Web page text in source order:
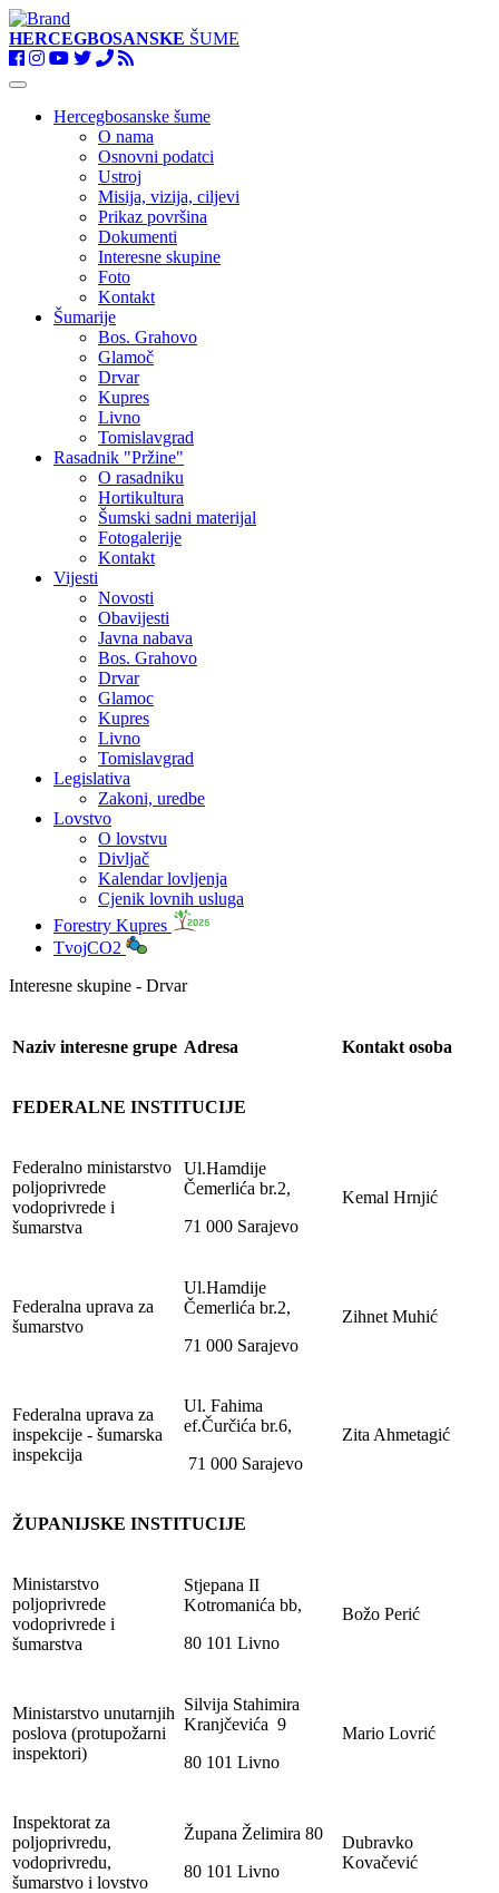
HERCEGBOSANSKE ŠUME
Toggle
navigationHercegbosanske šume
O nama
Osnovni podatci
Ustroj
Misija, vizija, ciljevi
Prikaz površina
Dokumenti
Interesne skupine
Foto
Kontakt
Šumarije
Bos. Grahovo
Glamoč
Drvar
Kupres
Livno
Tomislavgrad
Rasadnik "Pržine"
O rasadniku
Hortikultura
Šumski sadni materijal
Fotogalerije
Kontakt
Vijesti
Novosti
Obavijesti
Javna nabava
Bos. Grahovo
Drvar
Glamoc
Kupres
Livno
Tomislavgrad
Legislativa
Zakoni, uredbe
Lovstvo
O lovstvu
Divljač
Kalendar lovljenja
Cjenik lovnih usluga
Forestry Kupres
TvojCO2
Interesne skupine - Drvar
Naziv interesne grupe Adresa Kontakt osoba
FEDERALNE INSTITUCIJE
Federalno ministarstvo
poljoprivrede
vodoprivrede i
šumarstva
Ul.Hamdije
Čemerlića br.2,
71 000 Sarajevo
Kemal Hrnjić
Federalna uprava za
šumarstvo
Ul.Hamdije
Čemerlića br.2,
71 000 Sarajevo
Zihnet Muhić
Federalna uprava za
inspekcije - šumarska
inspekcija
Ul. Fahima
ef.Čurčića br.6,
71 000 Sarajevo
Zita Ahmetagić
ŽUPANIJSKE INSTITUCIJE
Ministarstvo
poljoprivrede
vodoprivrede i
šumarstva
Stjepana II
Kotromanića bb,
80 101 Livno
Božo Perić
Ministarstvo unutarnjih
poslova (protupožarni
inspektori)
Silvija Stahimira
Kranjčevića 9
80 101 Livno
Mario Lovrić
Inspektorat za
poljoprivredu,
vodoprivredu,
šumarstvo i lovstvo
Župana Želimira 80
80 101 Livno
Dubravko
Kovačević